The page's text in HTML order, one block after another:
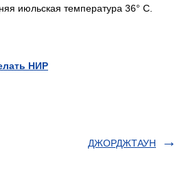
июльская температура 36° С.
НИР
ДЖОРДЖТАУН